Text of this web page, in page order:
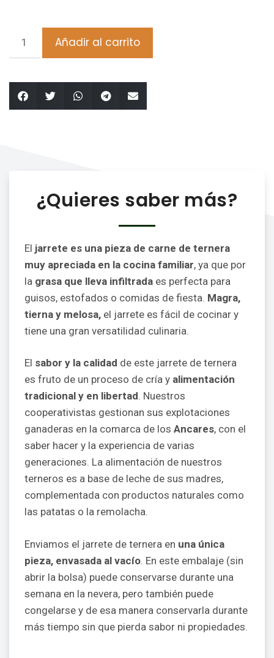
Añadir al carrito
¿Quieres saber más?
El jarrete es una pieza de carne de ternera
muy apreciada en la cocina familiar, ya que por
la grasa que lleva infiltrada es perfecta para
guisos, estofados o comidas de fiesta. Magra,
tierna y melosa, el jarrete es fácil de cocinar y
tiene una gran versatilidad culinaria.
El sabor y la calidad de este jarrete de ternera
es fruto de un proceso de cría y alimentación
tradicional y en libertad. Nuestros
cooperativistas gestionan sus explotaciones
ganaderas en la comarca de los Ancares, con el
saber hacer y la experiencia de varias
generaciones. La alimentación de nuestros
terneros es a base de leche de sus madres,
complementada con productos naturales como
las patatas o la remolacha.
Enviamos el jarrete de ternera en una única
pieza, envasada al vacío. En este embalaje (sin
abrir la bolsa) puede conservarse durante una
semana en la nevera, pero también puede
congelarse y de esa manera conservarla durante
más tiempo sin que pierda sabor ni propiedades.